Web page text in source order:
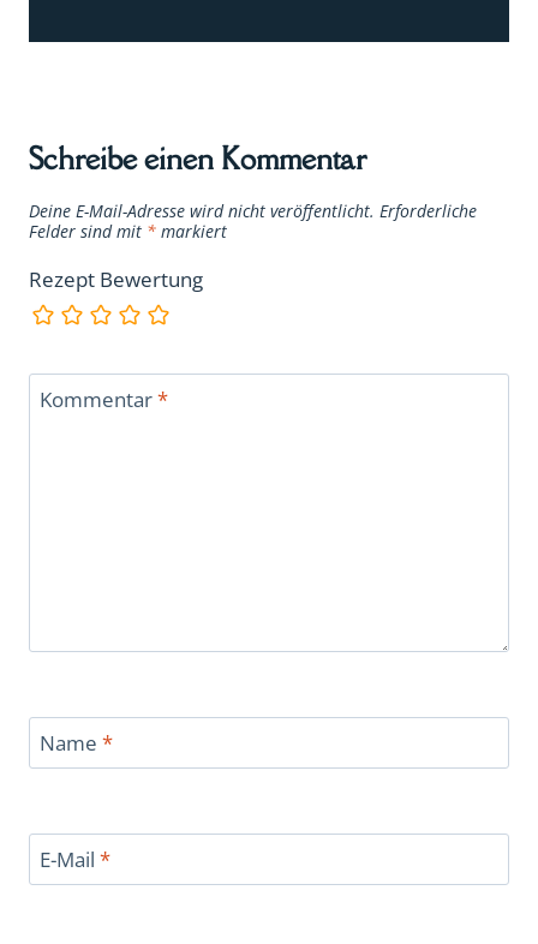
Schreibe einen Kommentar
Deine E-Mail-Adresse wird nicht veröffentlicht. Erforderliche
Felder sind mit * markiert
Rezept Bewertung
Kommentar*
Name *
E-Mail *